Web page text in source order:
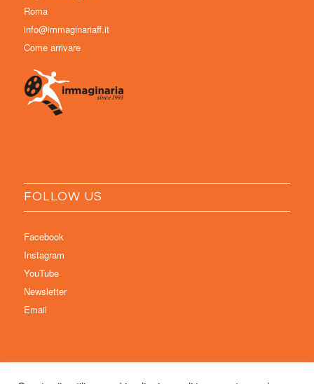
Roma
info@immaginariaff.it
Come arrivare
FOLLOW US
Facebook
Instagram
YouTube
Newsletter
Email